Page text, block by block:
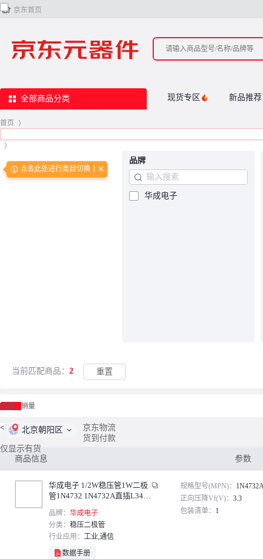
 京东首页
全部商品分类 现货专区 新品推荐
首页 >
>
点击此处进行类目切换
品牌
华成电子
当前匹配商品： 2 重置
综合 销量
<1 /1> 北京朝阳区
京东物流
货到付款
仅显示有货
商品信息
参数
华成电子 1/2W稳压管1W二极
管1N4732 1N4732A直插L34贴
0只）
品牌： 华成电子
分类： 稳压二极管
行业应用： 工业,通信
数据手册
规格型号(MPN)：
正向压降Vf(V)： 3.3
包装清单： 1